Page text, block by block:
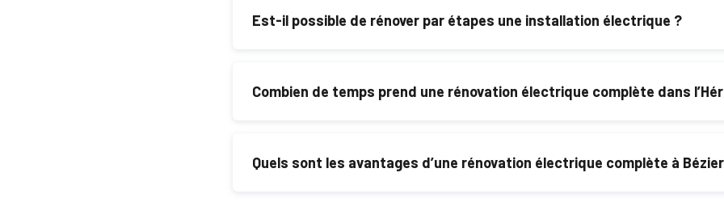
Est-il possible de rénover par étapes une installation électrique ?
Combien de temps prend une rénovation électrique complète dans
Quels sont les avantages d’une rénovation électrique complète à